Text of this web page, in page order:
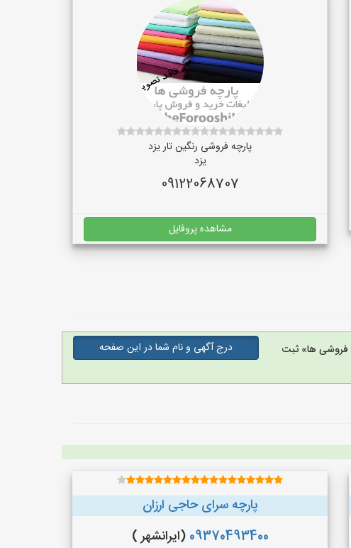
پارچه فروشی رنگین تار یزد
یزد
09122068707
مشاهده پروفایل
فروشی ها» ثبت
درج آگهی و نام شما در این صفحه
پارچه سرای حاجی ارزان
09370493400 (ایرانشهر )